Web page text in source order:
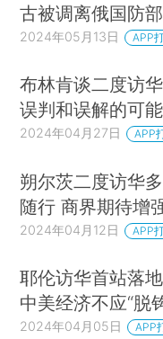
古被调离俄国防
2024年05月13日 APP
布林肯谈二度访
误判和误解的可
2024年04月27日 APP
朔尔茨二度访华
随行 商界期待增
2024年04月12日 APP
耶伦访华首站落
中美经济不应“脱
2024年04月05日 APP